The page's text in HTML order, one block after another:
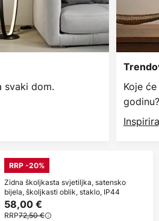
svaki dom.
Koje
godinu?
RRP -20%
Zidna školjkasta svjetiljka, satensko
bijela, školjkasti oblik, staklo, IP44
58,00 €
RRP72,50 €